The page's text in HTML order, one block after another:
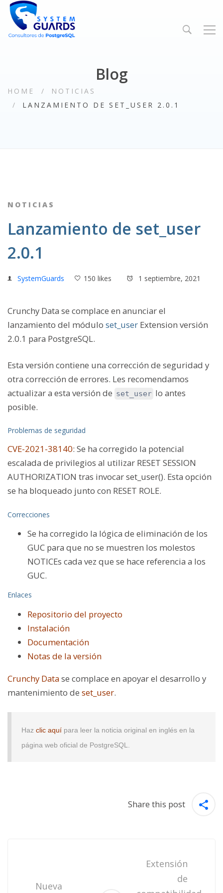
Blog
HOME
NOTICIAS
LANZAMIENTO DE SET_USER 2.0.1
NOTICIAS
Lanzamiento de set_user
2.0.1
SystemGuards 150 likes 1 septiembre, 2021
Crunchy Data se complace en anunciar el
lanzamiento del módulo set_user Extension versión
2.0.1 para PostgreSQL.
Esta versión contiene una corrección de seguridad y
otra corrección de errores. Les recomendamos
actualizar a esta versión de set_user lo antes
posible.
Problemas de seguridad
CVE-2021-38140: Se ha corregido la potencial
escalada de privilegios al utilizar RESET SESSION
AUTHORIZATION tras invocarset_user(). Esta opción
se ha bloqueado junto con RESET ROLE.
Correcciones
Se ha corregido la lógica de eliminación de los
GUC para que no se muestren los molestos
NOTICEs cada vez que se hace referencia a los
GUC.
Enlaces
Repositorio del proyecto
Instalación
Documentación
Notas de la versión
Crunchy Datase complace en apoyar el desarrollo y
mantenimiento de set_user.
Haz clic aquí para leer la noticia original en inglés en la
página web oficial de PostgreSQL.
Share this post
Nueva
Extensión
de